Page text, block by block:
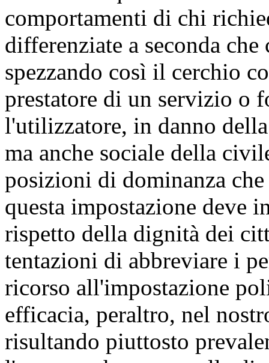
comportamenti di chi
differenziate a seconda
spezzando così il cerchio
prestatore di un servizio o
l'utilizzatore, in danno
ma anche sociale della
posizioni di dominanza
questa impostazione deve
rispetto della dignità dei
tentazioni di abbreviare i
ricorso all'impostazione
efficacia, peraltro, nel
risultando piuttosto